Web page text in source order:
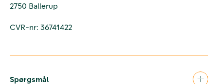
2750 Ballerup
CVR-nr: 36741422
Spørgsmål